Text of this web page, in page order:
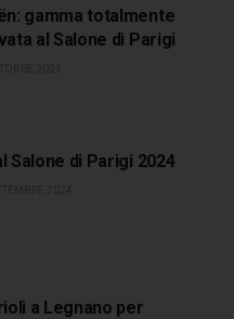
gamma totalmente
al Salone di Parigi
Salone di Parigi 2024
a Legnano per